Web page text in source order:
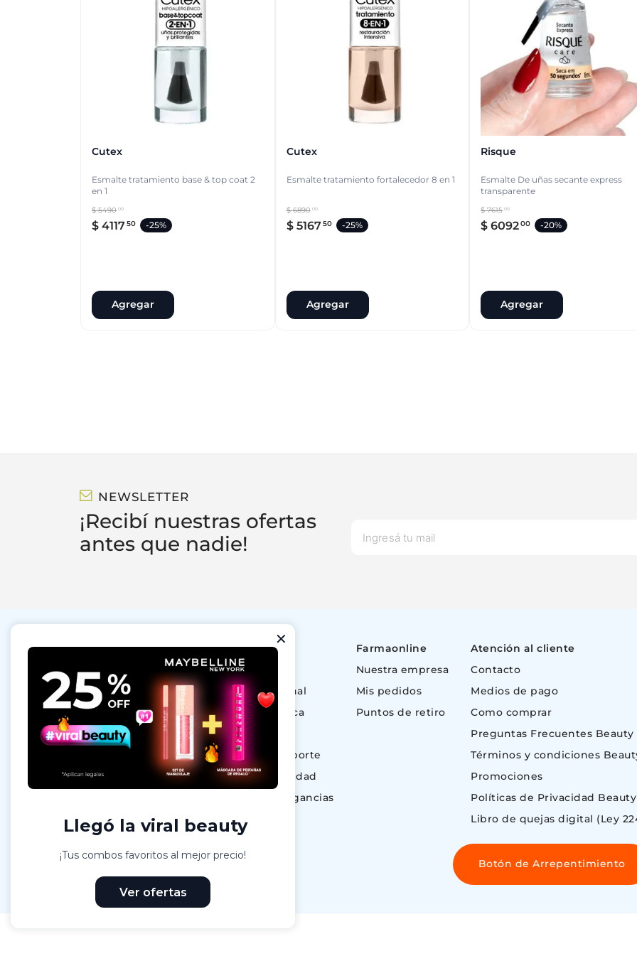
Cutex
Esmalte tratamiento base & top coat 2
en 1
$ 5490 00
$ 411750 -25%
Agregar
Cutex
Esmalte tratamiento fortalecedor 8 en 1
$ 6890 00
$ 516750 -25%
Agregar
Risque
Esmalte De uñas secante express
transparente
$ 7615 00
$ 609200 -20%
Agregar
NEWSLETTER
¡Recibí nuestras ofertas
antes que nadie!
Categorías
Ofertas
Cuidado Personal
Dermocosmética
Maquillaje
Nutrición & Deporte
Bebé y maternidad
Perfumes y Fragancias
Farmaonline
Nuestra empresa
Mis pedidos
Puntos de retiro
Atención al cliente
Contacto
Medios de pago
Como comprar
Preguntas Frecuentes Beauty
Términos y condiciones
Promociones
Políticas de Privacidad Beauty
Libro de quejas digital (Ley
Botón de Arrepentimiento